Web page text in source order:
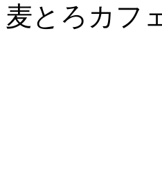
麦とろカフ